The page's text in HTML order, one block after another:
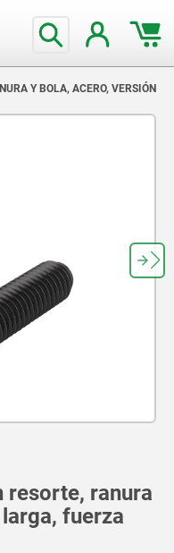
Y BOLA, ACERO, VERSIÓN
resorte, ranura
fuerza